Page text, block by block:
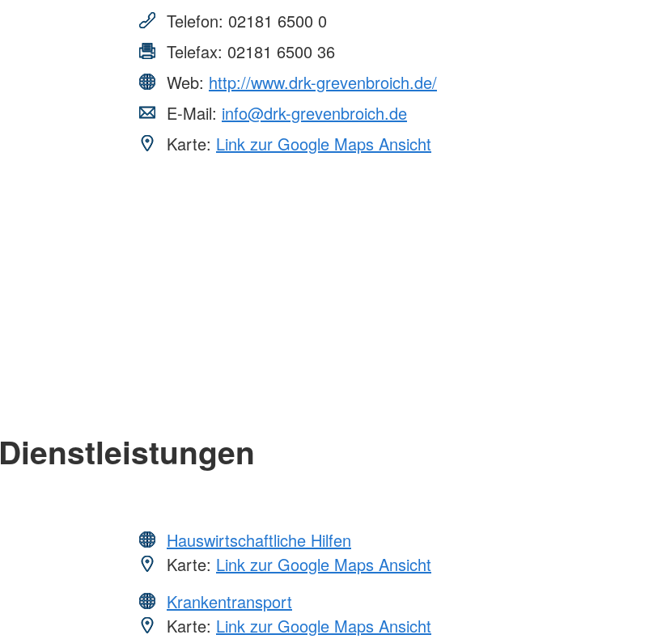
Senioren und Mobilität
Mobilitätshilfedienst
Rotkreuzkurs "Erste Hilfe"
Kurse für Kinder
Telefon: 02181 6500 0
Telefax: 02181 6500 36
Web: http://www.drk-grevenbroich.de/
E-Mail: info@drk-grevenbroich.de
Karte: Link zur Google Maps Ansicht
Dienstleistungen
Hauswirtschaftliche Hilfen
Karte: Link zur Google Maps Ansicht
Krankentransport
Karte: Link zur Google Maps Ansicht